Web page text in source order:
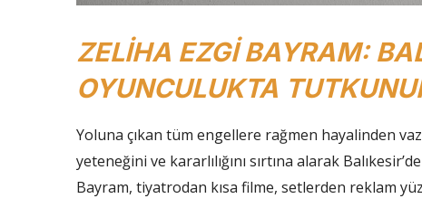
ZELİHA EZGİ BAYRAM:
OYUNCULUKTA
Yoluna çıkan tüm engellere rağmen hayalinden
yeteneğini ve kararlılığını sırtına alarak
Bayram, tiyatrodan kısa filme, setlerden reklam